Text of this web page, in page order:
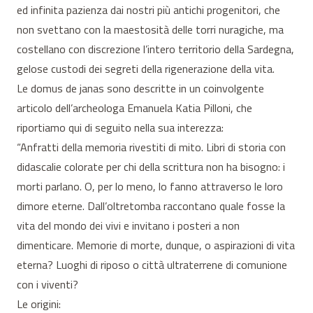
ed infinita pazienza dai nostri più antichi progenitori, che
non svettano con la maestosità delle torri nuragiche, ma
costellano con discrezione l’intero territorio della Sardegna,
gelose custodi dei segreti della rigenerazione della vita.
Le domus de janas sono descritte in un coinvolgente
articolo dell’archeologa Emanuela Katia Pilloni, che
riportiamo qui di seguito nella sua interezza:
“Anfratti della memoria rivestiti di mito. Libri di storia con
didascalie colorate per chi della scrittura non ha bisogno: i
morti parlano. O, per lo meno, lo fanno attraverso le loro
dimore eterne. Dall’oltretomba raccontano quale fosse la
vita del mondo dei vivi e invitano i posteri a non
dimenticare. Memorie di morte, dunque, o aspirazioni di vita
eterna? Luoghi di riposo o città ultraterrene di comunione
con i viventi?
Le origini: